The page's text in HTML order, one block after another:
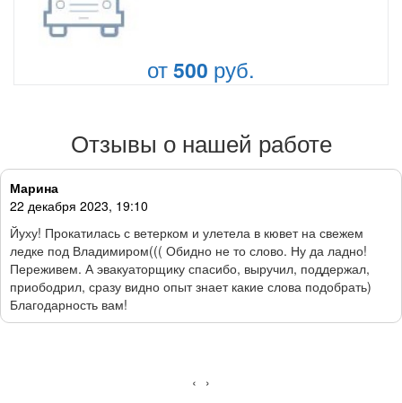
от500 руб.
Отзывы о нашей работе
Марина
22 декабря 2023, 19:10
Йуху! Прокатилась с ветерком и улетела в кювет на свежем
ледке под Владимиром((( Обидно не то слово. Ну да ладно!
Переживем. А эвакуаторщику спасибо, выручил, поддержал,
приободрил, сразу видно опыт знает какие слова подобрать)
Благодарность вам!
‹ ›